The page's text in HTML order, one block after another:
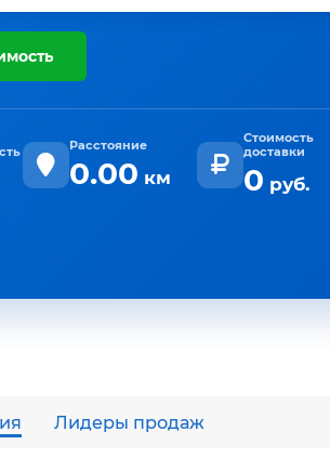
Расстояние
0.00 км
Стоимость
доставки
0 руб.
Лидеры продаж